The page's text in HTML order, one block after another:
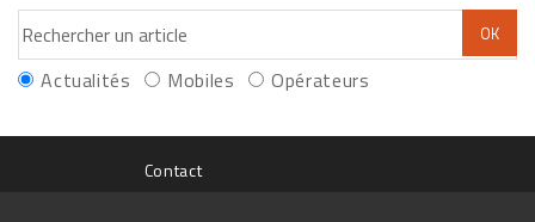
Actualités Mobiles Opérateurs
Contact